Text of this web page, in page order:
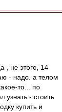
, не этого, 14
- надо. а телом
то... по
узнать - стоить
купить и